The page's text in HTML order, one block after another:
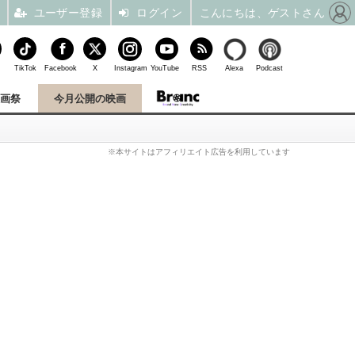
祭 今月公開の映画
※本サイトはアフィリエイト広告を利用しています
TikTok Facebook X Instagram YouTube RSS Alexa Podcast
ユーザー登録 ログイン こんにちは、ゲストさん